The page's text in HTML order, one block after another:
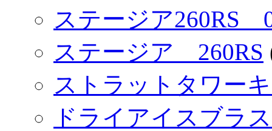
ステージア260RS
ステージア 260RS
ストラットタワー
ドライアイスブラ